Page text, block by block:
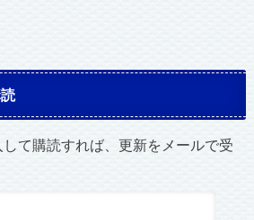
て購読すれば、更新をメールで受